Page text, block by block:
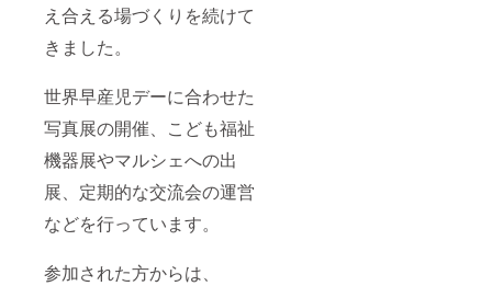
え合える場づくりを続けて
きました。
世界早産児デーに合わせた
写真展の開催、こども福祉
機器展やマルシェへの出
展、定期的な交流会の運営
などを行っています。
参加された方からは、